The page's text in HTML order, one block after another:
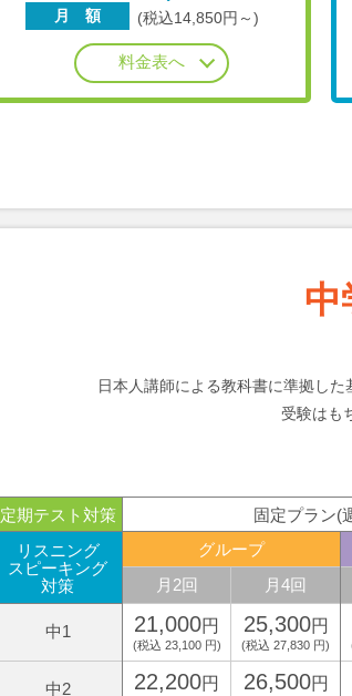
月 額 (税込14,850円～)
料金表へ
中
日本人講師による教科書に準拠し
受験はも
定期テスト対策
固定プラン(
リスニング
スピーキング
対策
グループ
月2回
月4回
中1 21,000円
(税込 23,100 円)
25,300円
(税込 27,830 円)
中2 22,200円 26,500円